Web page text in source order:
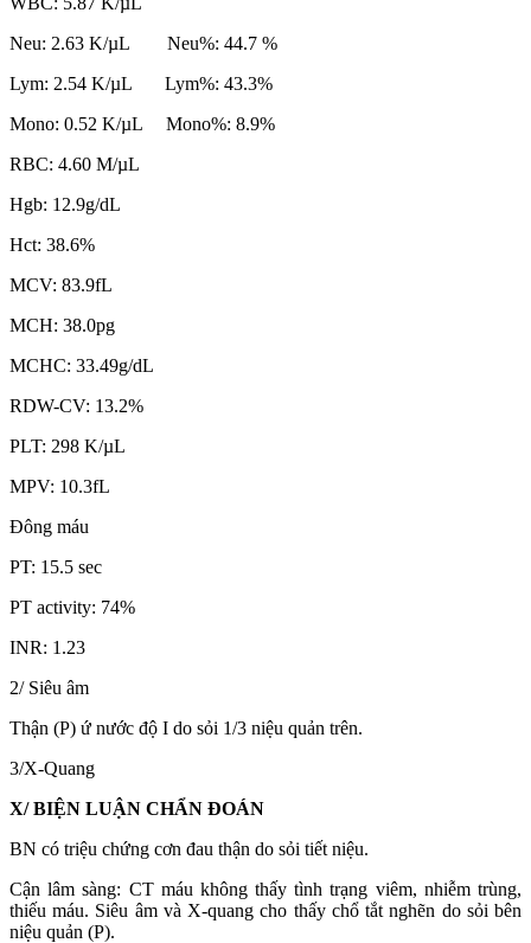
Neu: 2.63 K/µL Neu%: 44.7 %
Lym: 2.54 K/µL Lym%: 43.3%
Mono: 0.52 K/µL Mono%: 8.9%
RBC: 4.60 M/µL
Hgb: 12.9g/dL
Hct: 38.6%
MCV: 83.9fL
MCH: 38.0pg
MCHC: 33.49g/dL
RDW-CV: 13.2%
PLT: 298 K/µL
MPV: 10.3fL
Đông máu
PT: 15.5 sec
PT activity: 74%
INR: 1.23
2/ Siêu âm
Thận (P) ứ nước độ I do sỏi 1/3 niệu quản trên.
3/X-Quang
X/ BIỆN LUẬN CHẨN ĐOÁN
BN có triệu chứng cơn đau thận do sỏi tiết niệu.
Cận lâm sàng: CT máu không thấy tình trạng viêm, nhiễm trùng,
thiếu máu. Siêu âm và X-quang cho thấy chổ tắt nghẽn do sỏi bên
niệu quản (P).